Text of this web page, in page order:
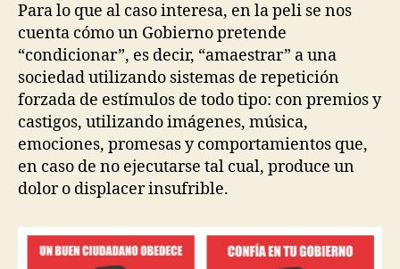
Para lo que al caso interesa, en la peli se nos
cuenta cómo un Gobierno pretende
“condicionar”, es decir, “amaestrar” a una
sociedad utilizando sistemas de repetición
forzada de estímulos de todo tipo: con premios y
castigos, utilizando imágenes, música,
emociones, promesas y comportamientos que,
en caso de no ejecutarse tal cual, produce un
dolor o displacer insufrible.